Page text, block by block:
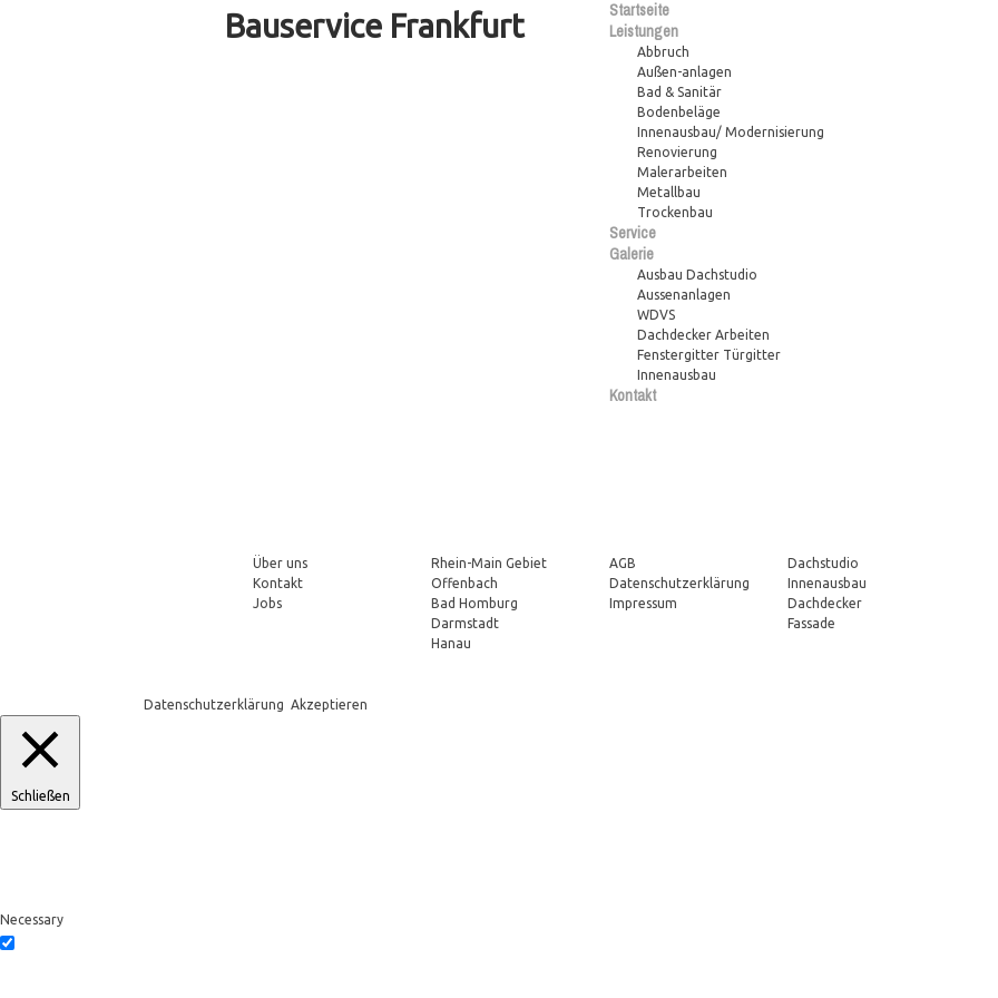
Bauservice Frankfurt
Startseite
Leistungen
Abbruch
Außen-anlagen
Bad & Sanitär
Bodenbeläge
Innenausbau/ Modernisierung
Renovierung
Malerarbeiten
Metallbau
Trockenbau
Service
Galerie
Ausbau Dachstudio
Aussenanlagen
WDVS
Dachdecker Arbeiten
Fenstergitter Türgitter
Innenausbau
Kontakt
Über uns
Kontakt
Jobs
Rhein-Main Gebiet
Offenbach
Bad Homburg
Darmstadt
Hanau
AGB
Datenschutzerklärung
Impressum
Dachstudio
Innenausbau
Dachdecker
Fassade
Datenschutzerklärung Akzeptieren
Schließen
Necessary